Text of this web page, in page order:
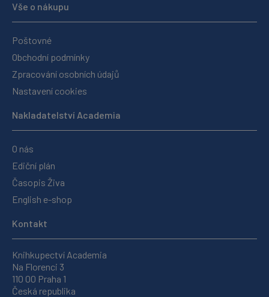
Vše o nákupu
Poštovné
Obchodní podmínky
Zpracování osobních údajů
Nastavení cookies
Nakladatelství Academia
O nás
Ediční plán
Časopis Živa
English e-shop
Kontakt
Knihkupectví Academia
Na Florenci 3
110 00 Praha 1
Česká republika